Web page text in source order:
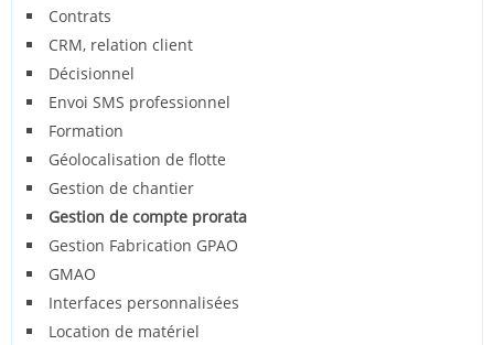
Contrats
CRM, relation client
Décisionnel
Envoi SMS professionnel
Formation
Géolocalisation de flotte
Gestion de chantier
Gestion de compte prorata
Gestion Fabrication GPAO
GMAO
Interfaces personnalisées
Location de matériel